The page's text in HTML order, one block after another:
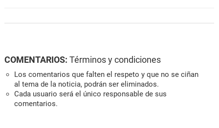
COMENTARIOS: Términos y condiciones
Los comentarios que falten el respeto y que no se ciñan
al tema de la noticia, podrán ser eliminados.
Cada usuario será el único responsable de sus
comentarios.